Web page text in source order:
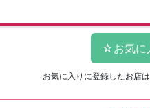
お気に入りに登録したお店は